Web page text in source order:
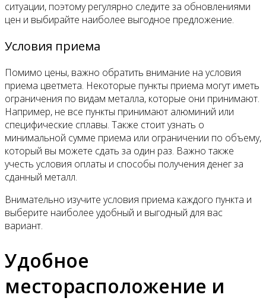
ситуации, поэтому регулярно следите за обновлениями
цен и выбирайте наиболее выгодное предложение.
Условия приема
Помимо цены, важно обратить внимание на условия
приема цветмета. Некоторые пункты приема могут иметь
ограничения по видам металла, которые они принимают.
Например, не все пункты принимают алюминий или
специфические сплавы. Также стоит узнать о
минимальной сумме приема или ограничении по объему,
который вы можете сдать за один раз. Важно также
учесть условия оплаты и способы получения денег за
сданный металл.
Внимательно изучите условия приема каждого пункта и
выберите наиболее удобный и выгодный для вас
вариант.
Удобное
месторасположение и